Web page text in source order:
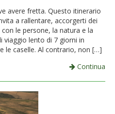
avere fretta. Questo itinerario
a rallentare, accorgerti dei
le persone, la natura e la
viaggio lento di 7 giorni in
le caselle. Al contrario, non […]
Continua